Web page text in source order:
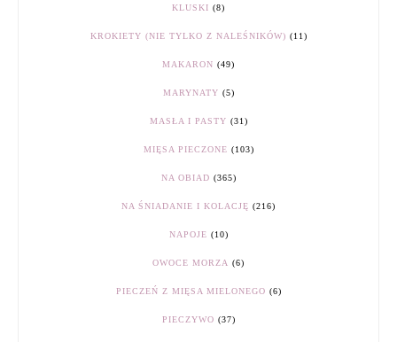
KLUSKI (8)
KROKIETY (NIE TYLKO Z NALEŚNIKÓW) (11)
MAKARON (49)
MARYNATY (5)
MASŁA I PASTY (31)
MIĘSA PIECZONE (103)
NA OBIAD (365)
NA ŚNIADANIE I KOLACJĘ (216)
NAPOJE (10)
OWOCE MORZA (6)
PIECZEŃ Z MIĘSA MIELONEGO (6)
PIECZYWO (37)